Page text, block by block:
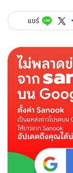
แชร์